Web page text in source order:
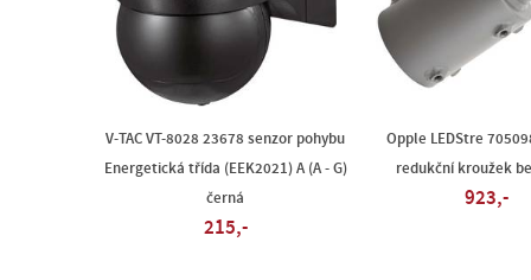
V-TAC VT-8028 23678 senzor pohybu
Energetická třída (EEK2021) A (A - G)
černá
215,-
Opple LEDStre
redukční kroužek
923,-